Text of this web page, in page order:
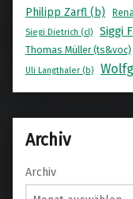
Philipp Zarfl (b)
Siegi Dietrich (cl) Siggi
Thomas Müller (ts&voc)
Uli Langthaler (b)
Archiv
Archiv